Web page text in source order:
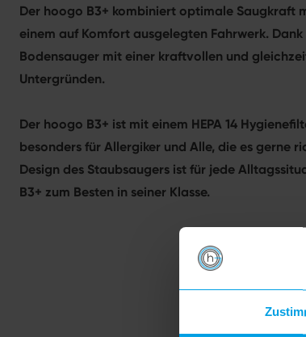
Der hoogo B3+ kombiniert optimale Saugkraft
einem auf Komfort ausgelegten Fahrwerk.
Bodensauger mit einer kraftvollen und
Untergründen.
Der hoogo B3+ ist mit einem HEPA 14
besonders für Allergiker und Alle, die es gerne
Design des Staubsaugers ist für jede
B3+ zum Besten in seiner Klasse.